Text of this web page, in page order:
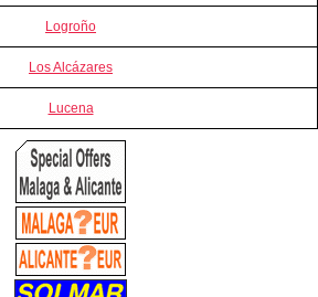
Logroño
Los Alcázares
Lucena